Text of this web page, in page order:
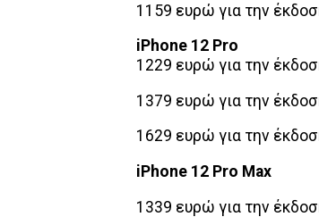
1159 ευρώ για την
iPhone 12 Pro
1229 ευρώ για την
1379 ευρώ για την
1629 ευρώ για την
iPhone 12 Pro Max
1339 ευρώ για την